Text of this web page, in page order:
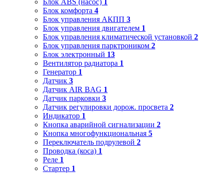
Блок комфорта 4
Блок управления АКПП 3
Блок управления двигателем 1
Блок управления климатической установкой 2
Блок управления парктроником 2
Блок электронный 13
Вентилятор радиатора 1
Генератор 1
Датчик 3
Датчик AIR BAG 1
Датчик парковки 3
Датчик регулировки дорож. просвета 2
Индикатор 1
Кнопка аварийной сигнализации 2
Кнопка многофункциональная 5
Переключатель подрулевой 2
Проводка (коса) 1
Реле 1
Стартер 1